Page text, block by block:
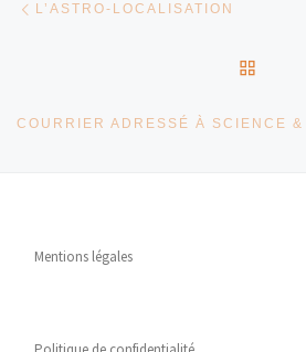
L’ASTRO-LOCALISATION
Mentions légales